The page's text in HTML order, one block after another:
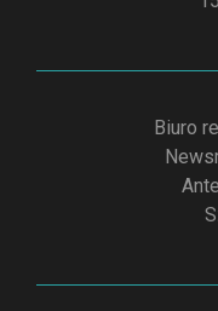
Biuro